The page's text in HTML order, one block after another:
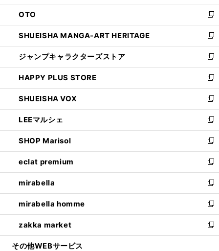
ウ
で
開
く
ン
ド
ウ
で
開
く
OTO
新
し
い
ウ
ィ
ン
ド
ウ
で
開
く
SHUEISHA MANGA-ART HERITAGE
新
し
い
ウ
ィ
ン
ド
ウ
で
開
く
ジャンプキャラクターズストア
新
し
い
ウ
ィ
ン
ド
ウ
で
開
く
HAPPY PLUS STORE
新
し
い
ウ
ィ
ン
ド
ウ
で
開
く
SHUEISHA VOX
新
し
い
ウ
ィ
ン
ド
ウ
で
開
く
LEEマルシェ
新
し
い
ウ
ィ
ン
ド
ウ
で
開
く
SHOP Marisol
新
し
い
ウ
ィ
ン
ド
ウ
で
開
eclat premium
新
し
い
ウ
ィ
ン
ド
ウ
mirabella
新
し
い
ウ
ィ
ン
mirabella homme
新
し
い
ウ
zakka market
新
し
その他WEBサービス